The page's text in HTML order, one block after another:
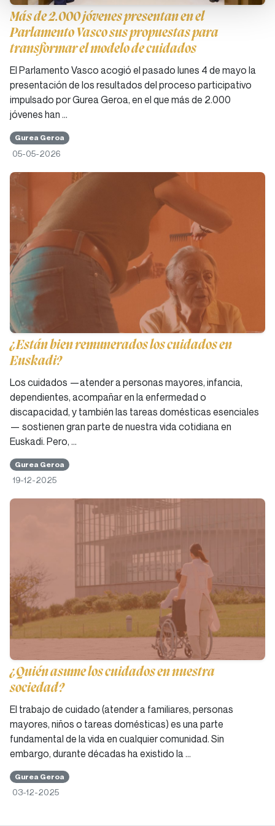
Más de 2.000 jóvenes presentan en el
Parlamento Vasco sus propuestas para
transformar el modelo de cuidados
El Parlamento Vasco acogió el pasado lunes 4 de mayo la
presentación de los resultados del proceso participativo
impulsado por Gurea Geroa, en el que más de 2.000
jóvenes han …
Gurea Geroa
05-05-2026
¿Están bien remunerados los cuidados en
Euskadi?
Los cuidados —atender a personas mayores, infancia,
dependientes, acompañar en la enfermedad o
discapacidad, y también las tareas domésticas esenciales
— sostienen gran parte de nuestra vida cotidiana en
Euskadi. Pero, …
Gurea Geroa
19-12-2025
¿Quién asume los cuidados en nuestra
sociedad?
El trabajo de cuidado (atender a familiares, personas
mayores, niños o tareas domésticas) es una parte
fundamental de la vida en cualquier comunidad. Sin
embargo, durante décadas ha existido la …
Gurea Geroa
03-12-2025